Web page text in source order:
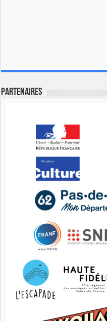
Partenaires